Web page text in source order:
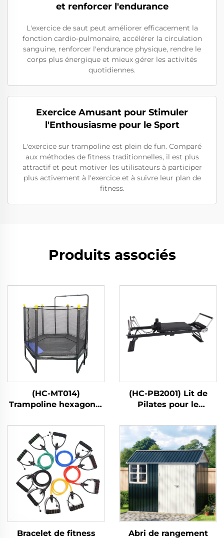
et renforcer l'endurance
L'exercice de saut peut améliorer efficacement la
fonction cardio-pulmonaire, accélérer la circulation
sanguine, renforcer l'endurance physique, rendre le
corps plus énergique et mieux gérer les activités
quotidiennes.
Exercice Amusant pour Stimuler
l'Enthousiasme pour le Sport
L'exercice sur trampoline est plein de fun. Comparé
aux méthodes de fitness traditionnelles, il est plus
attractif et peut motiver les utilisateurs à participer
plus activement à l'exercice et à suivre leur plan de
fitness.
Produits associés
(HC-MT014)
Trampoline hexagonal
de sécurité
(HC-PB2001) Lit de
Pilates pour le
musculaire à domicile
Bracelet de fitness Abri de rangement